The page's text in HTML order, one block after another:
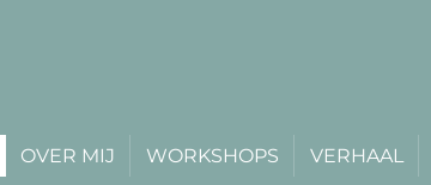
OVER MIJ WORKSHOPS VERHAAL